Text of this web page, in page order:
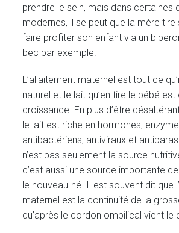
prendre le sein, mais dans certaines
modernes, il se peut que la mère tire
faire profiter son enfant via un
bec par exemple.
L’allaitement maternel est tout ce
naturel et le lait qu’en tire le bébé
croissance. En plus d’être
le lait est riche en hormones,
antibactériens, antiviraux et
n’est pas seulement la source
c’est aussi une source importante
le nouveau-né. Il est souvent dit que
maternel est la continuité de la
qu’après le cordon ombilical vient le